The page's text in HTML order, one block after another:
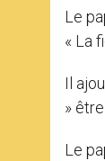
Le
« La
Il
»
Le